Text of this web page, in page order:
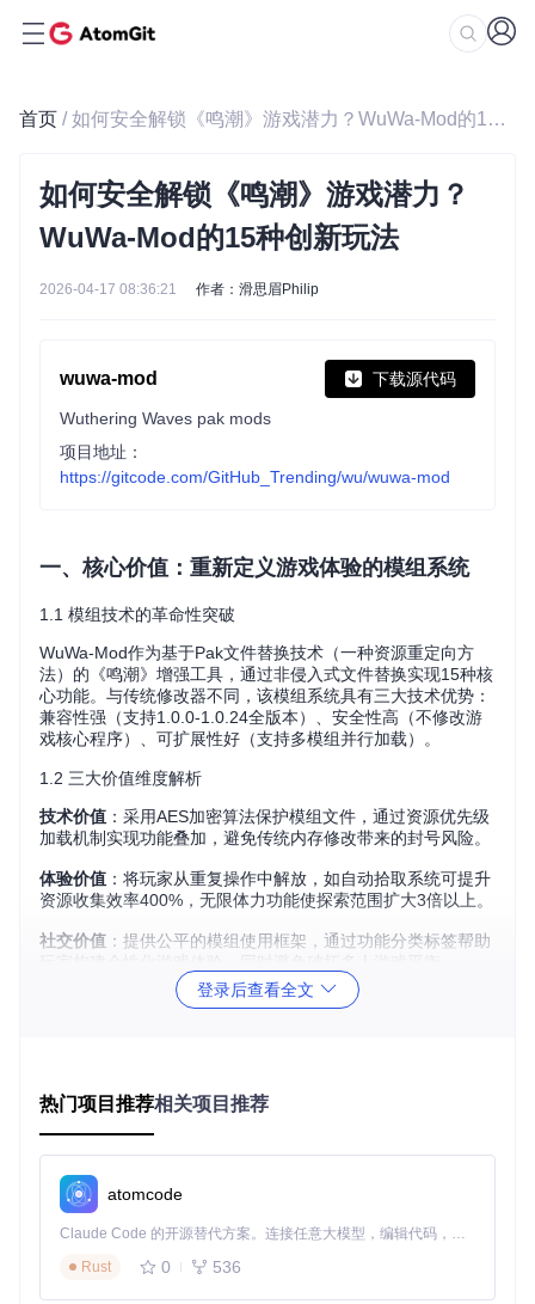
首页 / 如何安全解锁《鸣潮》游戏潜力？WuWa-Mod的15种创新玩法
如何安全解锁《鸣潮》游戏潜力？
WuWa-Mod的15种创新玩法
2026-04-17 08:36:21 作者：滑思眉Philip
wuwa-mod 下载源代码
Wuthering Waves pak mods
项目地址：
https://gitcode.com/GitHub_Trending/wu/wuwa-mod
一、核心价值：重新定义游戏体验的模组系统
1.1 模组技术的革命性突破
WuWa-Mod作为基于Pak文件替换技术（一种资源重定向方
法）的《鸣潮》增强工具，通过非侵入式文件替换实现15种核
心功能。与传统修改器不同，该模组系统具有三大技术优势：
兼容性强（支持1.0.0-1.0.24全版本）、安全性高（不修改游
戏核心程序）、可扩展性好（支持多模组并行加载）。
1.2 三大价值维度解析
技术价值 ：采用AES加密算法保护模组文件，通过资源优先级
加载机制实现功能叠加，避免传统内存修改带来的封号风险。
体验价值 ：将玩家从重复操作中解放，如自动拾取系统可提升
资源收集效率400%，无限体力功能使探索范围扩大3倍以上。
社交价值 ：提供公平的模组使用框架，通过功能分类标签帮助
玩家构建个性化游戏体验，同时避免破坏多人游戏平衡。
二、场景应用：三大核心场景的模组解决方案
问题：高难度副本中技能冷却与生存压力的双重挑战
方案：组合使用"无技能冷却"与"15倍伤害倍率"模组
验证：在"怒涛之境"副本测试中，通关时间从25分钟缩短至6
分钟，技能衔接流畅度提升80%
核心模组组合：
WuWa-Mod-NoCdCooldown.pak：消除技能冷却时间，实
现连招无缝衔接
登录后查看全文
热门项目推荐相关项目推荐
atomcode
Claude Code 的开源替代方案。连接任意大模型，编辑代码，运行命令，自动验证 — 全自动执行。用 Rust 构建，极致性能。 ｜ An open-source alternative to Claude Code. Connect any LLM, edit code, run commands, and verify changes — autonomously. Built in Rust for speed. Get Started
Rust
0 536